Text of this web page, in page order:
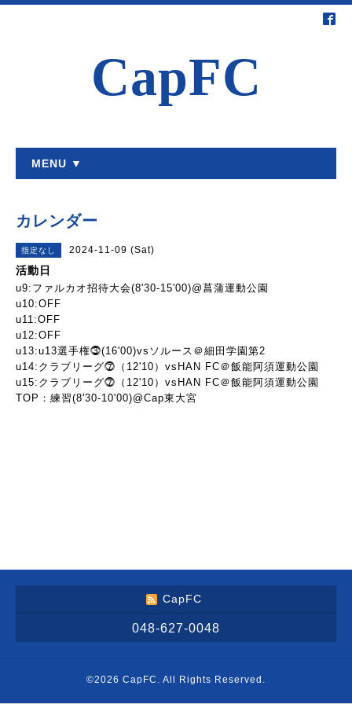
CapFC
MENU ▼
カレンダー
指定なし 2024-11-09 (Sat)
活動日
u9:ファルカオ招待大会(8'30-15'00)@菖蒲運動公園
u10:OFF
u11:OFF
u12:OFF
u13:u13選手権⓷(16'00)vsソルース＠細田学園第2
u14:クラブリーグ⓻（12'10）vsHAN FC＠飯能阿須運動公園
u15:クラブリーグ⓻（12'10）vsHAN FC＠飯能阿須運動公園
TOP：練習(8'30-10'00)@Cap東大宮
CapFC
048-627-0048
©2026 CapFC . All Rights Reserved.